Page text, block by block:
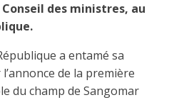
des ministres, au
a entamé sa
de la première
du champ de Sangomar